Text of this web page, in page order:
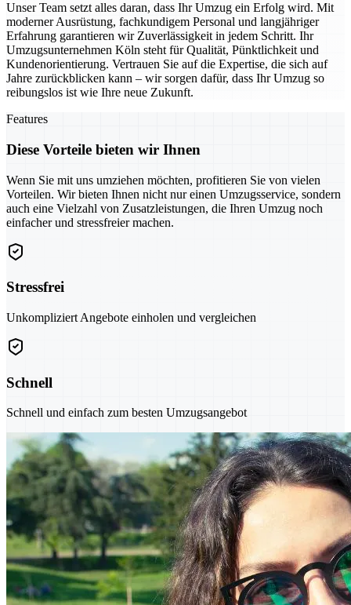
Unser Team setzt alles daran, dass Ihr Umzug ein Erfolg wird. Mit
moderner Ausrüstung, fachkundigem Personal und langjähriger
Erfahrung garantieren wir Zuverlässigkeit in jedem Schritt. Ihr
Umzugsunternehmen Köln steht für Qualität, Pünktlichkeit und
Kundenorientierung. Vertrauen Sie auf die Expertise, die sich auf
Jahre zurückblicken kann – wir sorgen dafür, dass Ihr Umzug so
reibungslos ist wie Ihre neue Zukunft.
Features
Diese Vorteile bieten wir Ihnen
Wenn Sie mit uns umziehen möchten, profitieren Sie von vielen
Vorteilen. Wir bieten Ihnen nicht nur einen Umzugsservice, sondern
auch eine Vielzahl von Zusatzleistungen, die Ihren Umzug noch
einfacher und stressfreier machen.
Stressfrei
Unkompliziert Angebote einholen und vergleichen
Schnell
Schnell und einfach zum besten Umzugsangebot